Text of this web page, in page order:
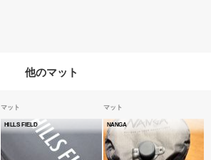
他のマット
マット
HILLS FIELD
マット
NANGA